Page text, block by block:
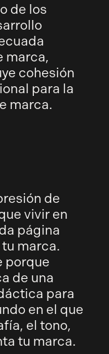
de los
marca,
cohesión
para la
marca.
de
vivir en
página
marca.
porque
de una
para
en el que
el tono,
tu marca.